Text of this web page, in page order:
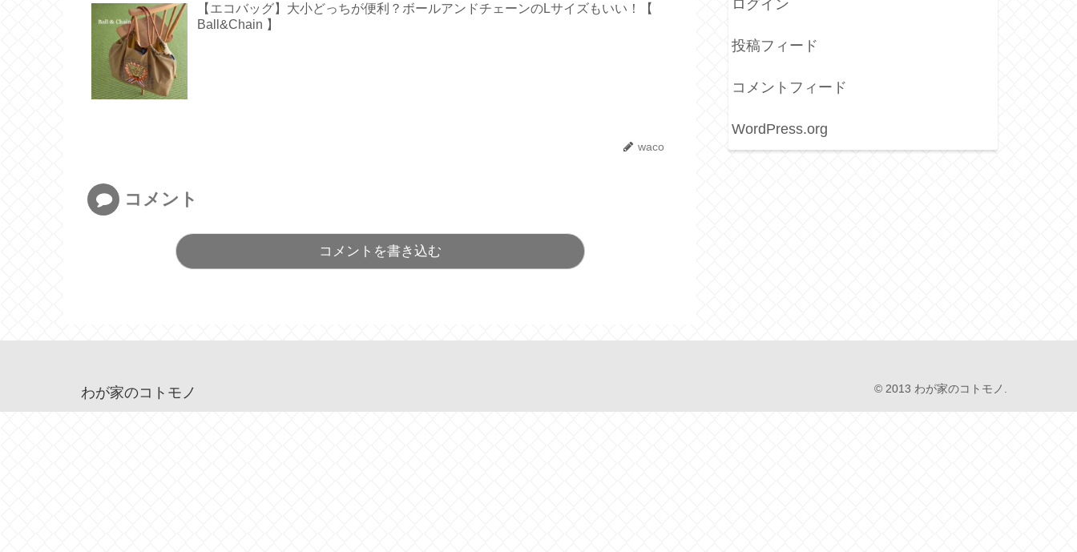
【エコバッグ】大小どっちが便利？ボールアンドチェーンのLサイズもいい！【
Ball&Chain 】
waco
コメント
コメントを書き込む
ログイン
投稿フィード
コメントフィード
WordPress.org
わが家のコトモノ © 2013 わが家のコトモノ.